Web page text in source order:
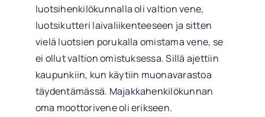
luotsihenkilökunnalla oli valtion vene,
luotsikutteri laivaliikenteeseen ja sitten
vielä luotsien porukalla omistama vene, se
ei ollut valtion omistuksessa. Sillä ajettiin
kaupunkiin, kun käytiin muonavarastoa
täydentämässä. Majakkahenkilökunnan
oma moottorivene oli erikseen.